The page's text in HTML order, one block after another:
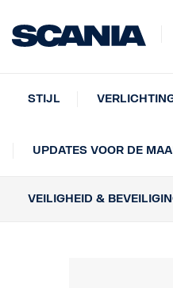
STIJL
UPDATES VOOR DE
VEILIGHEID &